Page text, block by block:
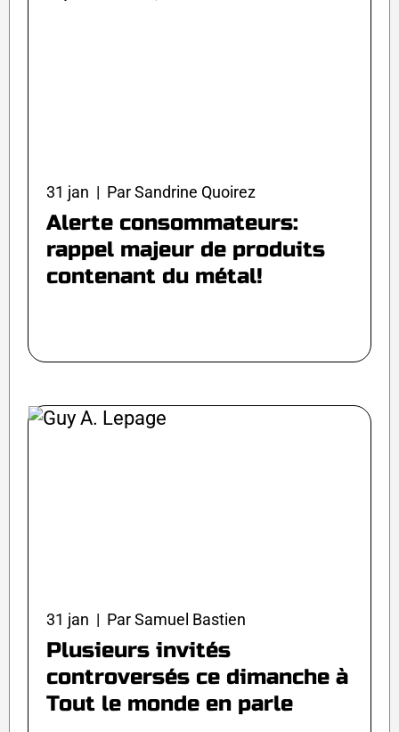
31 jan | Par Sandrine Quoirez
Alerte consommateurs:
rappel majeur de produits
contenant du métal!
31 jan | Par Samuel Bastien
Plusieurs invités
controversés ce dimanche à
Tout le monde en parle